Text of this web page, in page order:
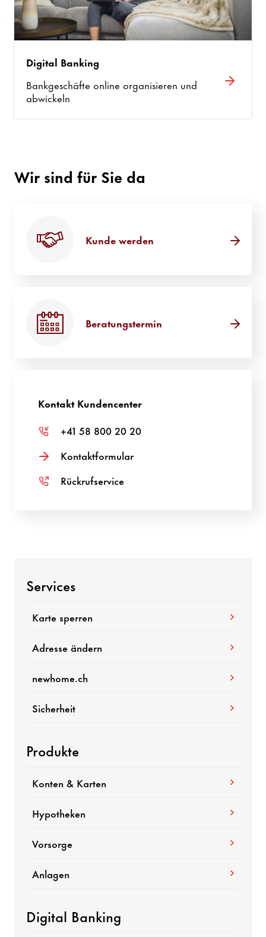
Digital Banking
Bankgeschäfte online organisieren und
abwickeln
Wir sind für Sie da
Kunde werden
Beratungstermin
Kontakt Kundencenter
+41 58 800 20 20
Kontaktformular
Rückrufservice
Services
Karte sperren
Adresse ändern
newhome.ch
Sicherheit
Produkte
Konten & Karten
Hypotheken
Vorsorge
Anlagen
Digital Banking